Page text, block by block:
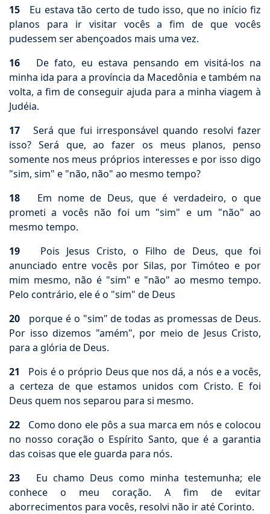
15 Eu estava tão certo de tudo isso, que no início fiz
planos para ir visitar vocês a fim de que vocês
pudessem ser abençoados mais uma vez.
16 De fato, eu estava pensando em visitá-los na
minha ida para a província da Macedônia e também na
volta, a fim de conseguir ajuda para a minha viagem à
Judéia.
17 Será que fui irresponsável quando resolvi fazer
isso? Será que, ao fazer os meus planos, penso
somente nos meus próprios interesses e por isso digo
"sim, sim" e "não, não" ao mesmo tempo?
18 Em nome de Deus, que é verdadeiro, o que
prometi a vocês não foi um "sim" e um "não" ao
mesmo tempo.
19 Pois Jesus Cristo, o Filho de Deus, que foi
anunciado entre vocês por Silas, por Timóteo e por
mim mesmo, não é "sim" e "não" ao mesmo tempo.
Pelo contrário, ele é o "sim" de Deus
20 porque é o "sim" de todas as promessas de Deus.
Por isso dizemos "amém", por meio de Jesus Cristo,
para a glória de Deus.
21 Pois é o próprio Deus que nos dá, a nós e a vocês,
a certeza de que estamos unidos com Cristo. E foi
Deus quem nos separou para si mesmo.
22 Como dono ele pôs a sua marca em nós e colocou
no nosso coração o Espírito Santo, que é a garantia
das coisas que ele guarda para nós.
23 Eu chamo Deus como minha testemunha; ele
conhece o meu coração. A fim de evitar
aborrecimentos para vocês, resolvi não ir até Corinto.